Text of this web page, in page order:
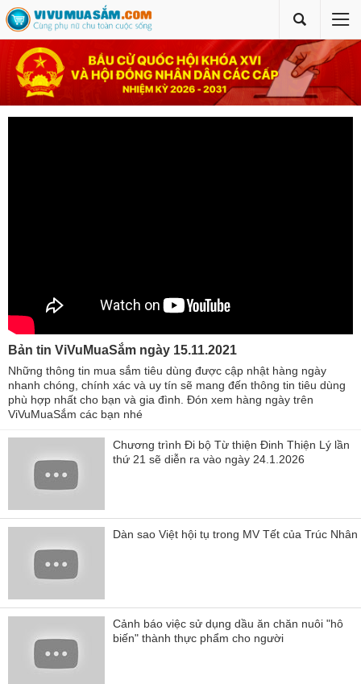
Bản tin ViVuMuaSắm ngày 15.11.2021
Những thông tin mua sắm tiêu dùng được cập nhật hàng ngày
nhanh chóng, chính xác và uy tín sẽ mang đến thông tin tiêu dùng
phù hợp nhất cho bạn và gia đình. Đón xem hàng ngày trên
ViVuMuaSắm các bạn nhé
Chương trình Đi bộ Từ thiện Đinh Thiện Lý lần
thứ 21 sẽ diễn ra vào ngày 24.1.2026
Dàn sao Việt hội tụ trong MV Tết của Trúc Nhân
Cảnh báo việc sử dụng dầu ăn chăn nuôi "hô
biến" thành thực phẩm cho người